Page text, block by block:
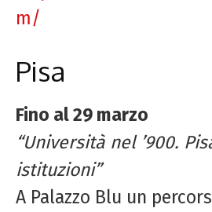
m/
Pisa
Fino al 29 marzo
“Università nel ’900.
istituzioni”
A Palazzo Blu un